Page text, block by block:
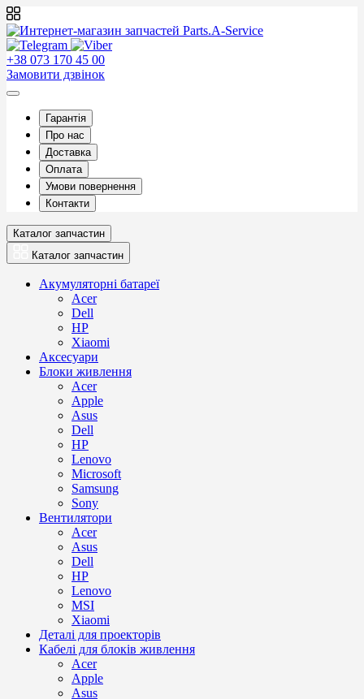
+38 073 170 45 00
Замовити дзвінок
Гарантія
Про нас
Доставка
Оплата
Умови повернення
Контакти
Каталог запчастин
Каталог запчастин
Акумуляторні батареї
Acer
Dell
HP
Xiaomi
Аксесуари
Блоки живлення
Acer
Apple
Asus
Dell
HP
Lenovo
Microsoft
Samsung
Sony
Вентилятори
Acer
Asus
Dell
HP
Lenovo
MSI
Xiaomi
Деталі для проекторів
Кабелі для блоків живлення
Acer
Apple
Asus